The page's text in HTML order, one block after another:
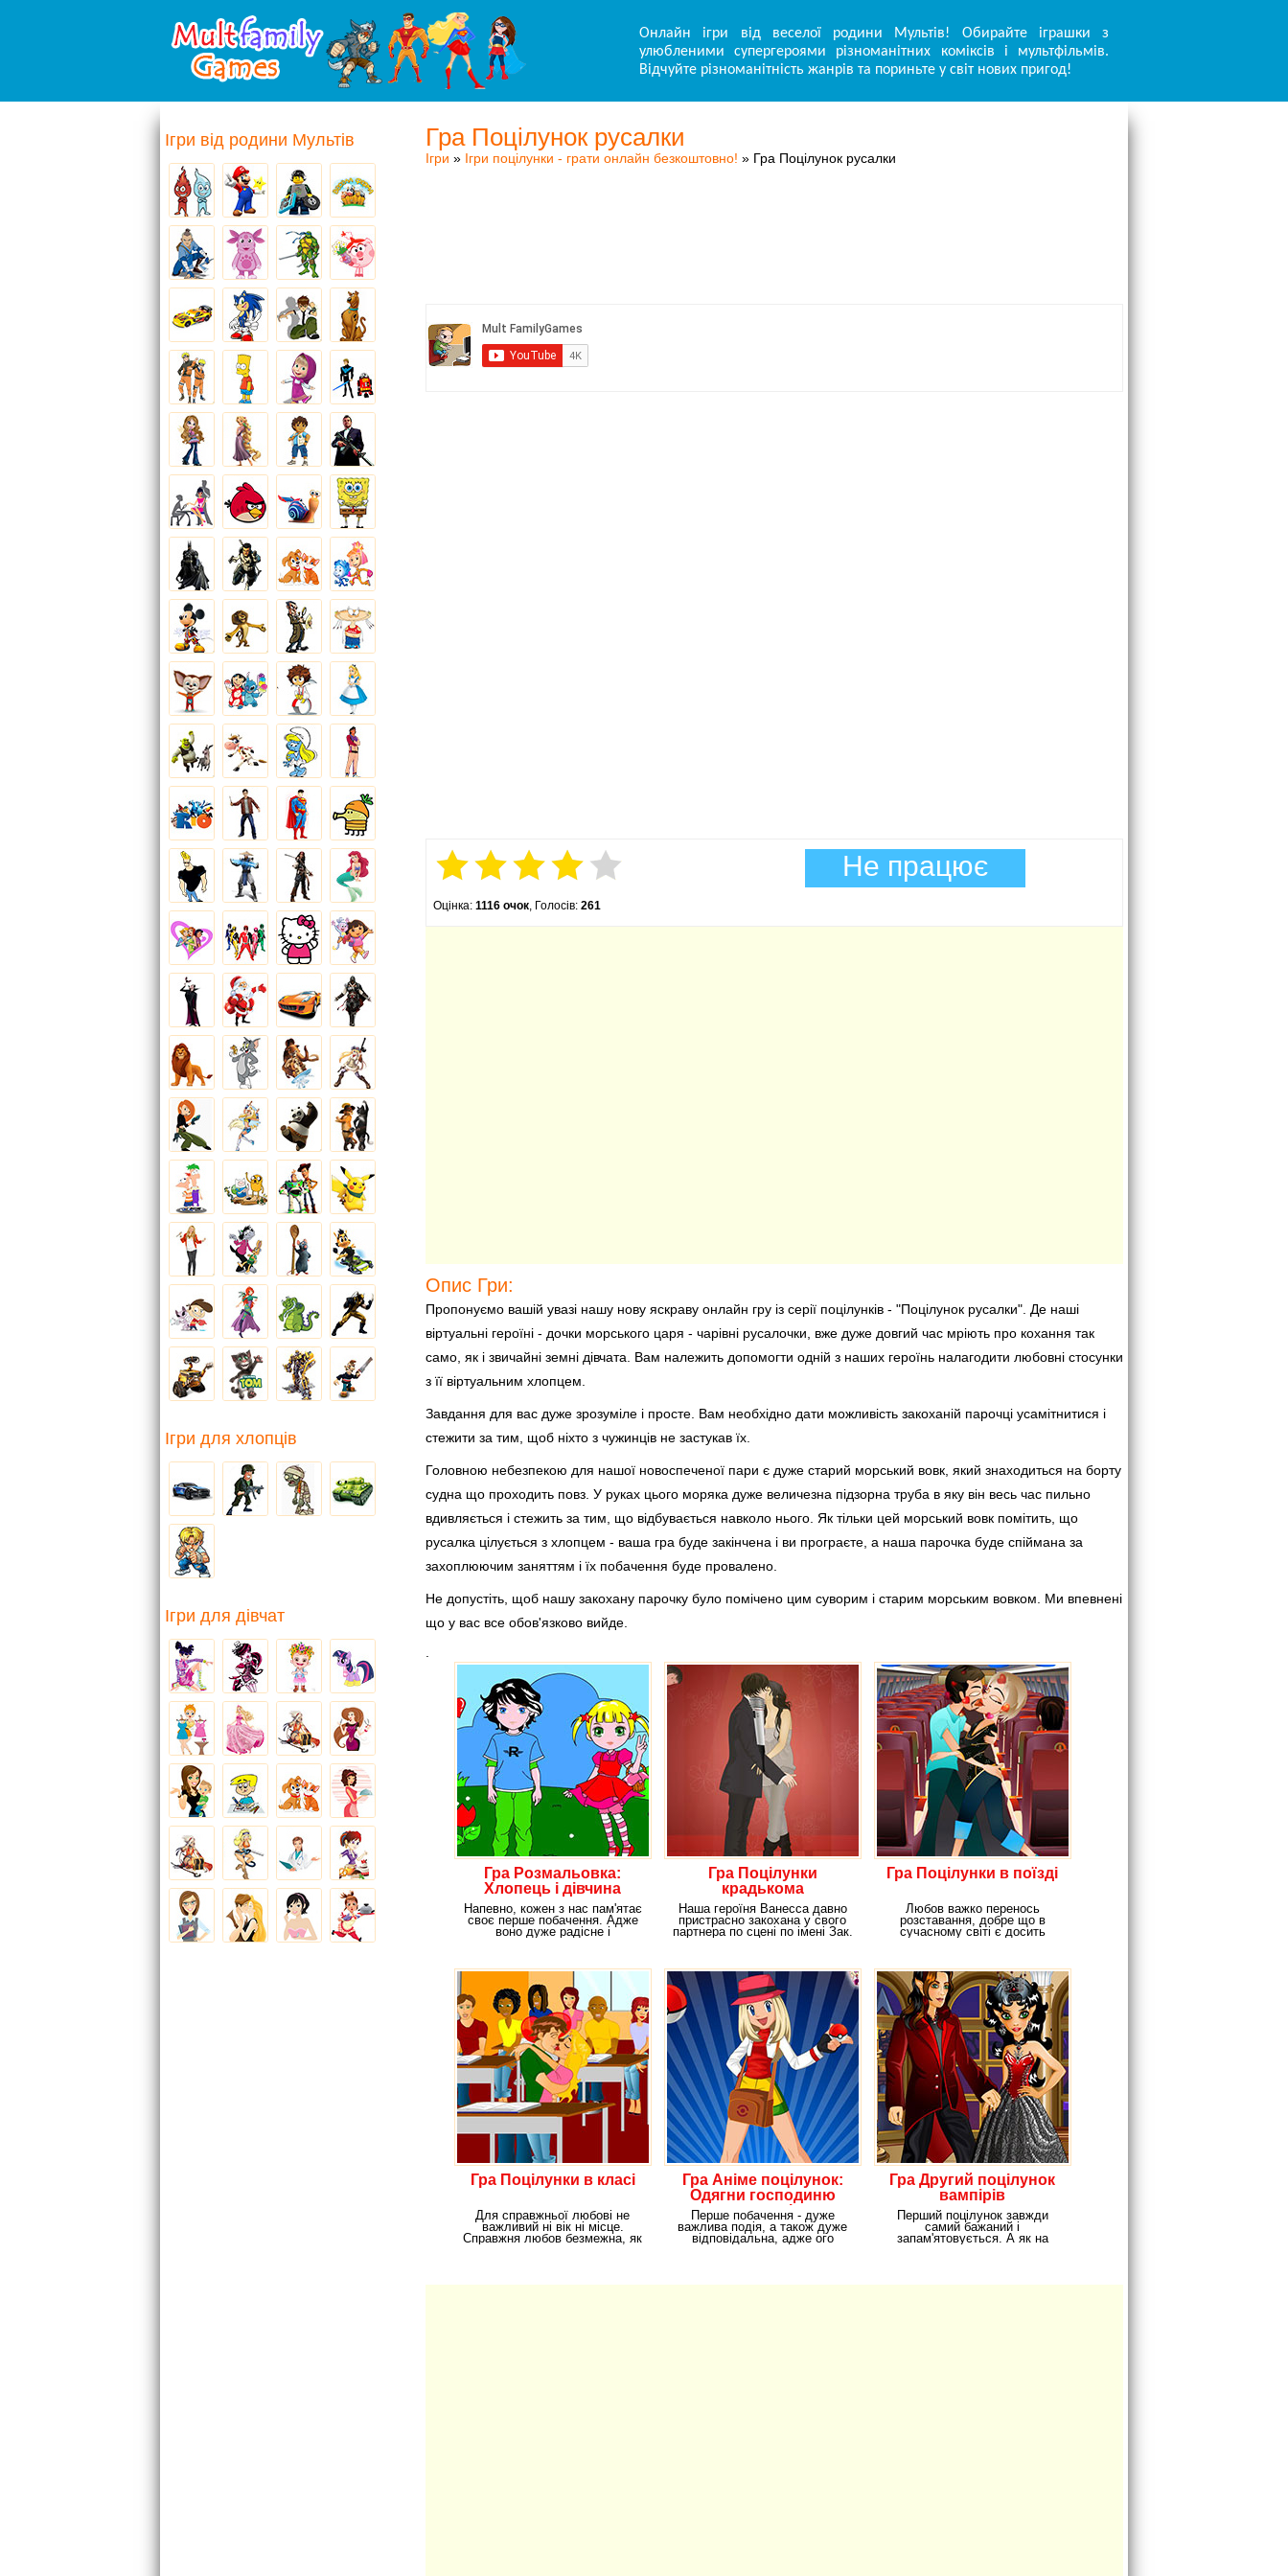
Онлайн ігри від веселої родини Мультів! Обирайте іграшки з
улюбленими супергероями різноманітних коміксів і мультфільмів.
Відчуйте різноманітність жанрів та пориньте у світ нових пригод!
Гра Поцілунок русалки
Ігри » Ігри поцілунки - грати онлайн безкоштовно! » Гра Поцілунок русалки
Оцінка: 1116 очок, Голосів: 261
Не працює
Опис Гри:
Пропонуємо вашій увазі нашу нову яскраву онлайн гру із серії поцілунків - "Поцілунок русалки". Де наші
віртуальні героїні - дочки морського царя - чарівні русалочки, вже дуже довгий час мріють про кохання так
само, як і звичайні земні дівчата. Вам належить допомогти одній з наших героїнь налагодити любовні стосунки
з її віртуальним хлопцем.
Завдання для вас дуже зрозуміле і просте. Вам необхідно дати можливість закоханій парочці усамітнитися і
стежити за тим, щоб ніхто з чужинців не застукав їх.
Головною небезпекою для нашої новоспеченої пари є дуже старий морський вовк, який знаходиться на борту
судна що проходить повз. У руках цього моряка дуже величезна підзорна труба в яку він весь час пильно
вдивляється і стежить за тим, що відбувається навколо нього. Як тільки цей морський вовк помітить, що
русалка цілується з хлопцем - ваша гра буде закінчена і ви програєте, а наша парочка буде спіймана за
захоплюючим заняттям і їх побачення буде провалено.
Не допустіть, щоб нашу закохану парочку було помічено цим суворим і старим морським вовком. Ми впевнені
що у вас все обов'язково вийде.
Гра Розмальовка:
Хлопець і дівчина
Напевно, кожен з нас пам'ятає
своє перше побачення. Адже
воно дуже радісне і
Гра Поцілунки
крадькома
Наша героїня Ванесса давно
пристрасно закохана у свого
партнера по сцені по імені Зак.
Гра Поцілунки в поїзді
Любов важко перенось
розставання, добре що в
сучасному світі є досить
Гра Поцілунки в класі
Для справжньої любові не
важливий ні вік ні місце.
Справжня любов безмежна, як
Гра Аніме поцілунок:
Одягни господиню
покемонів
Перше побачення - дуже
важлива подія, а також дуже
відповідальна, адже ого
Гра Другий поцілунок
вампірів
Перший поцілунок завжди
самий бажаний і
запам'ятовується. А як на
Ігри від родини Мультів
Ігри для хлопців
Ігри для дівчат